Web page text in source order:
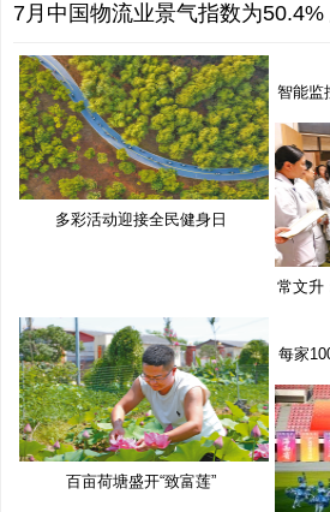
7月中国物流业景气指数为
多彩活动迎接全民健身日
智能监
常文升
百亩荷塘盛开“致富莲”
每家